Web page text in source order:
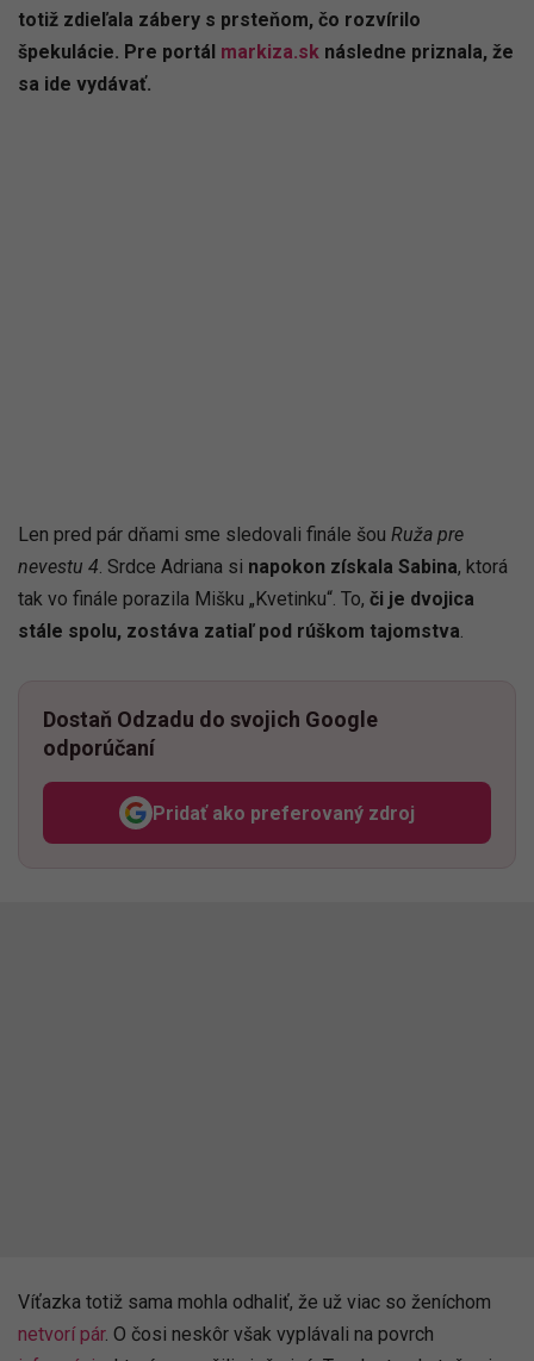
totiž zdieľala zábery s prsteňom, čo rozvírilo
špekulácie. Pre portál markiza.sk následne priznala, že
sa ide vydávať.
Len pred pár dňami sme sledovali finále šou Ruža pre
nevestu 4. Srdce Adriana si napokon získala Sabina, ktorá
tak vo finále porazila Mišku „Kvetinku“. To, či je dvojica
stále spolu, zostáva zatiaľ pod rúškom tajomstva.
Dostaň Odzadu do svojich Google
odporúčaní
Pridať ako preferovaný zdroj
Odzadu, odkaz sa otvorí v
Víťazka totiž sama mohla odhaliť, že už viac so ženíchom
netvorí pár. O čosi neskôr však vyplávali na povrch